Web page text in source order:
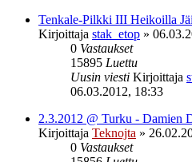
Tenkale-Pilkki III Heikoilla
Kirjoittaja stak_etop »
0 Vastaukset
15895 Luettu
Uusin viesti Kirjoittaja
06.03.2012, 18:33
2.3.2012 @ Turku - Damien
Kirjoittaja Teknojta »
0 Vastaukset